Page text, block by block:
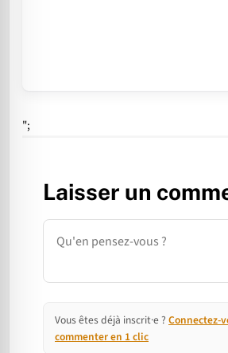
";
Laisser un
Commentaire
Vous êtes déjà inscrit·e ? Connectez-
commenter en 1 clic